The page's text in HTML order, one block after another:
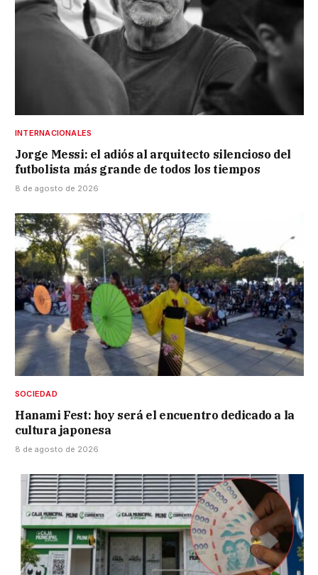
INTERNACIONALES
Jorge Messi: el adiós al arquitecto silencioso del
futbolista más grande de todos los tiempos
8 de agosto de 2026
SOCIEDAD
Hanami Fest: hoy será el encuentro dedicado a la
cultura japonesa
8 de agosto de 2026